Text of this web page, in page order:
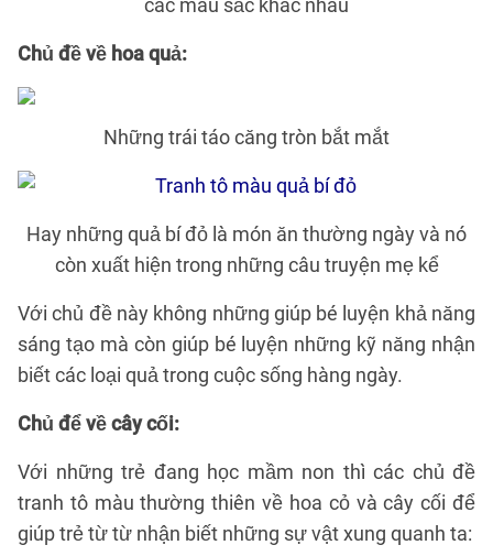
các màu sắc khác nhau
Chủ đề về hoa quả:
Những trái táo căng tròn bắt mắt
Hay những quả bí đỏ là món ăn thường ngày và nó
còn xuất hiện trong những câu truyện mẹ kể
Với chủ đề này không những giúp bé luyện khả năng
sáng tạo mà còn giúp bé luyện những kỹ năng nhận
biết các loại quả trong cuộc sống hàng ngày.
Chủ để về cây cối:
Với những trẻ đang học mầm non thì các chủ đề
tranh tô màu thường thiên về hoa cỏ và cây cối để
giúp trẻ từ từ nhận biết những sự vật xung quanh ta: